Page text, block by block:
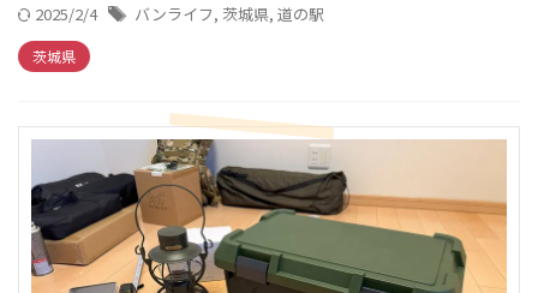
2025/2/4 バンライフ, 茨城県, 道の駅
茨城県